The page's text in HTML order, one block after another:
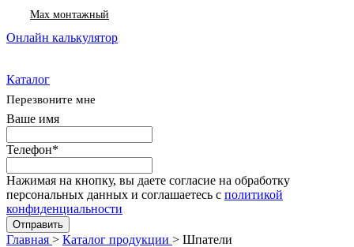
Max монтажный
Онлайн калькулятор
Каталог
Перезвоните мне
Ваше имя
Телефон*
Нажимая на кнопку, вы даете согласие на обработку
персональных данных и соглашаетесь с политикой
конфиденциальности
Отправить
Главная > Каталог продукции > Шпатели